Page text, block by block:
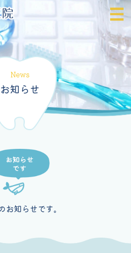
News
お知らせ
お知らせです。